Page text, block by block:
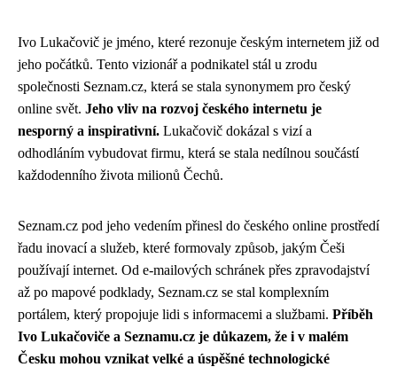
Ivo Lukačovič je jméno, které rezonuje českým internetem již od
jeho počátků. Tento vizionář a podnikatel stál u zrodu
společnosti Seznam.cz, která se stala synonymem pro český
online svět. Jeho vliv na rozvoj českého internetu je
nesporný a inspirativní. Lukačovič dokázal s vizí a
odhodláním vybudovat firmu, která se stala nedílnou součástí
každodenního života milionů Čechů.
Seznam.cz pod jeho vedením přinesl do českého online prostředí
řadu inovací a služeb, které formovaly způsob, jakým Češi
používají internet. Od e-mailových schránek přes zpravodajství
až po mapové podklady, Seznam.cz se stal komplexním
portálem, který propojuje lidi s informacemi a službami. Příběh
Ivo Lukačoviče a Seznamu.cz je důkazem, že i v malém
Česku mohou vznikat velké a úspěšné technologické